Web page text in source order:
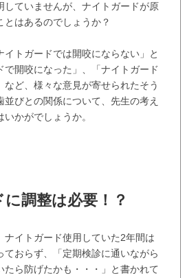
していませんが、ナイトガードが原
とはあるのでしょうか？
イトガードでは開咬にならない」と
で開咬になった」、「ナイトガード
など、様々な意見が寄せられたそう
びとの関係について、先生の考え
かがでしょうか。
調整は必要！？
ナイトガード使用していた2年間は
ておらず、「定期検診に通いながら
たら防げたかも・・・」と書かれて